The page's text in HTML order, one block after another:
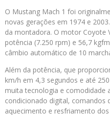
O Mustang Mach 1 foi
novas gerações em 1974 e
da montadora. O motor Coyote
potência (7.250 rpm) e 56,7
câmbio automático de 10
Além da potência, que
km/h em 4,3 segundos e até
muita tecnologia e comodidade
condicionado digital, comandos
aquecimento e resfriamento